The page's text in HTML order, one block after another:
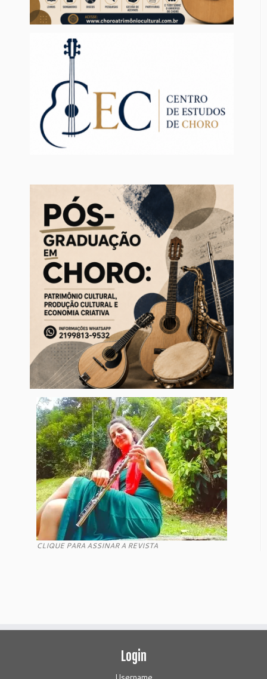
CLIQUE PARA ASSINAR A REVISTA
Login